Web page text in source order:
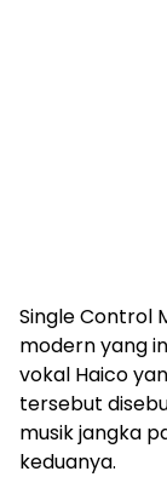
Single Control
modern yang
vokal Haico
tersebut
musik jangka
keduanya.